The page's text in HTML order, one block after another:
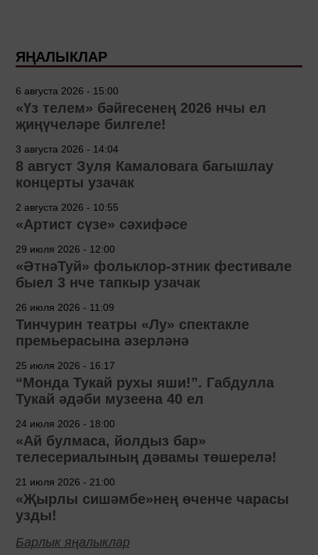
ЯҢАЛЫКЛАР
6 августа 2026 - 15:00
«Үз телем» бәйгесенең 2026 нчы ел
җиңүчеләре билгеле!
3 августа 2026 - 14:04
8 август Зуля Камаловага багышлау
концерты узачак
2 августа 2026 - 10:55
«Артист сүзе» сәхифәсе
29 июля 2026 - 12:00
«ӘтнәТуй» фольклор-этник фестивале
быел 3 нче тапкыр узачак
26 июля 2026 - 11:09
Тинчурин театры «Лу» спектакле
премьерасына әзерләнә
25 июля 2026 - 16:17
“Монда Тукай рухы яши!”. Габдулла
Тукай әдәби музеена 40 ел
24 июля 2026 - 18:00
«Ай булмаса, йолдыз бар»
телесериалының дәвамы төшерелә!
21 июля 2026 - 21:00
«Җырлы сишәмбе»нең өченче чарасы
узды!
Барлык яңалыклар